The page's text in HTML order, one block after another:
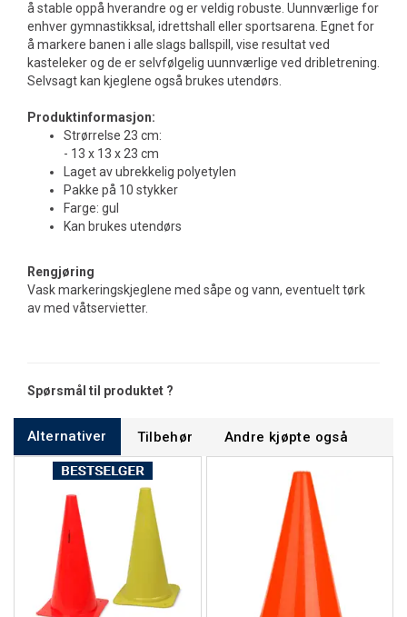
å stable oppå hverandre og er veldig robuste. Uunnværlige for
enhver gymnastikksal, idrettshall eller sportsarena. Egnet for
å markere banen i alle slags ballspill, vise resultat ved
kasteleker og de er selvfølgelig uunnværlige ved dribletrening.
Selvsagt kan kjeglene også brukes utendørs.
Produktinformasjon:
Strørrelse 23 cm:
- 13 x 13 x 23 cm
Laget av ubrekkelig polyetylen
Pakke på 10 stykker
Farge: gul
Kan brukes utendørs
Rengjøring
Vask markeringskjeglene med såpe og vann, eventuelt tørk
av med våtservietter.
Spørsmål til produktet ?
Alternativer Tilbehør Andre kjøpte også